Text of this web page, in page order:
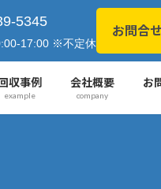
5345
17:00 ※不定休
お問合せ
収事例
example
会社概要
company
お